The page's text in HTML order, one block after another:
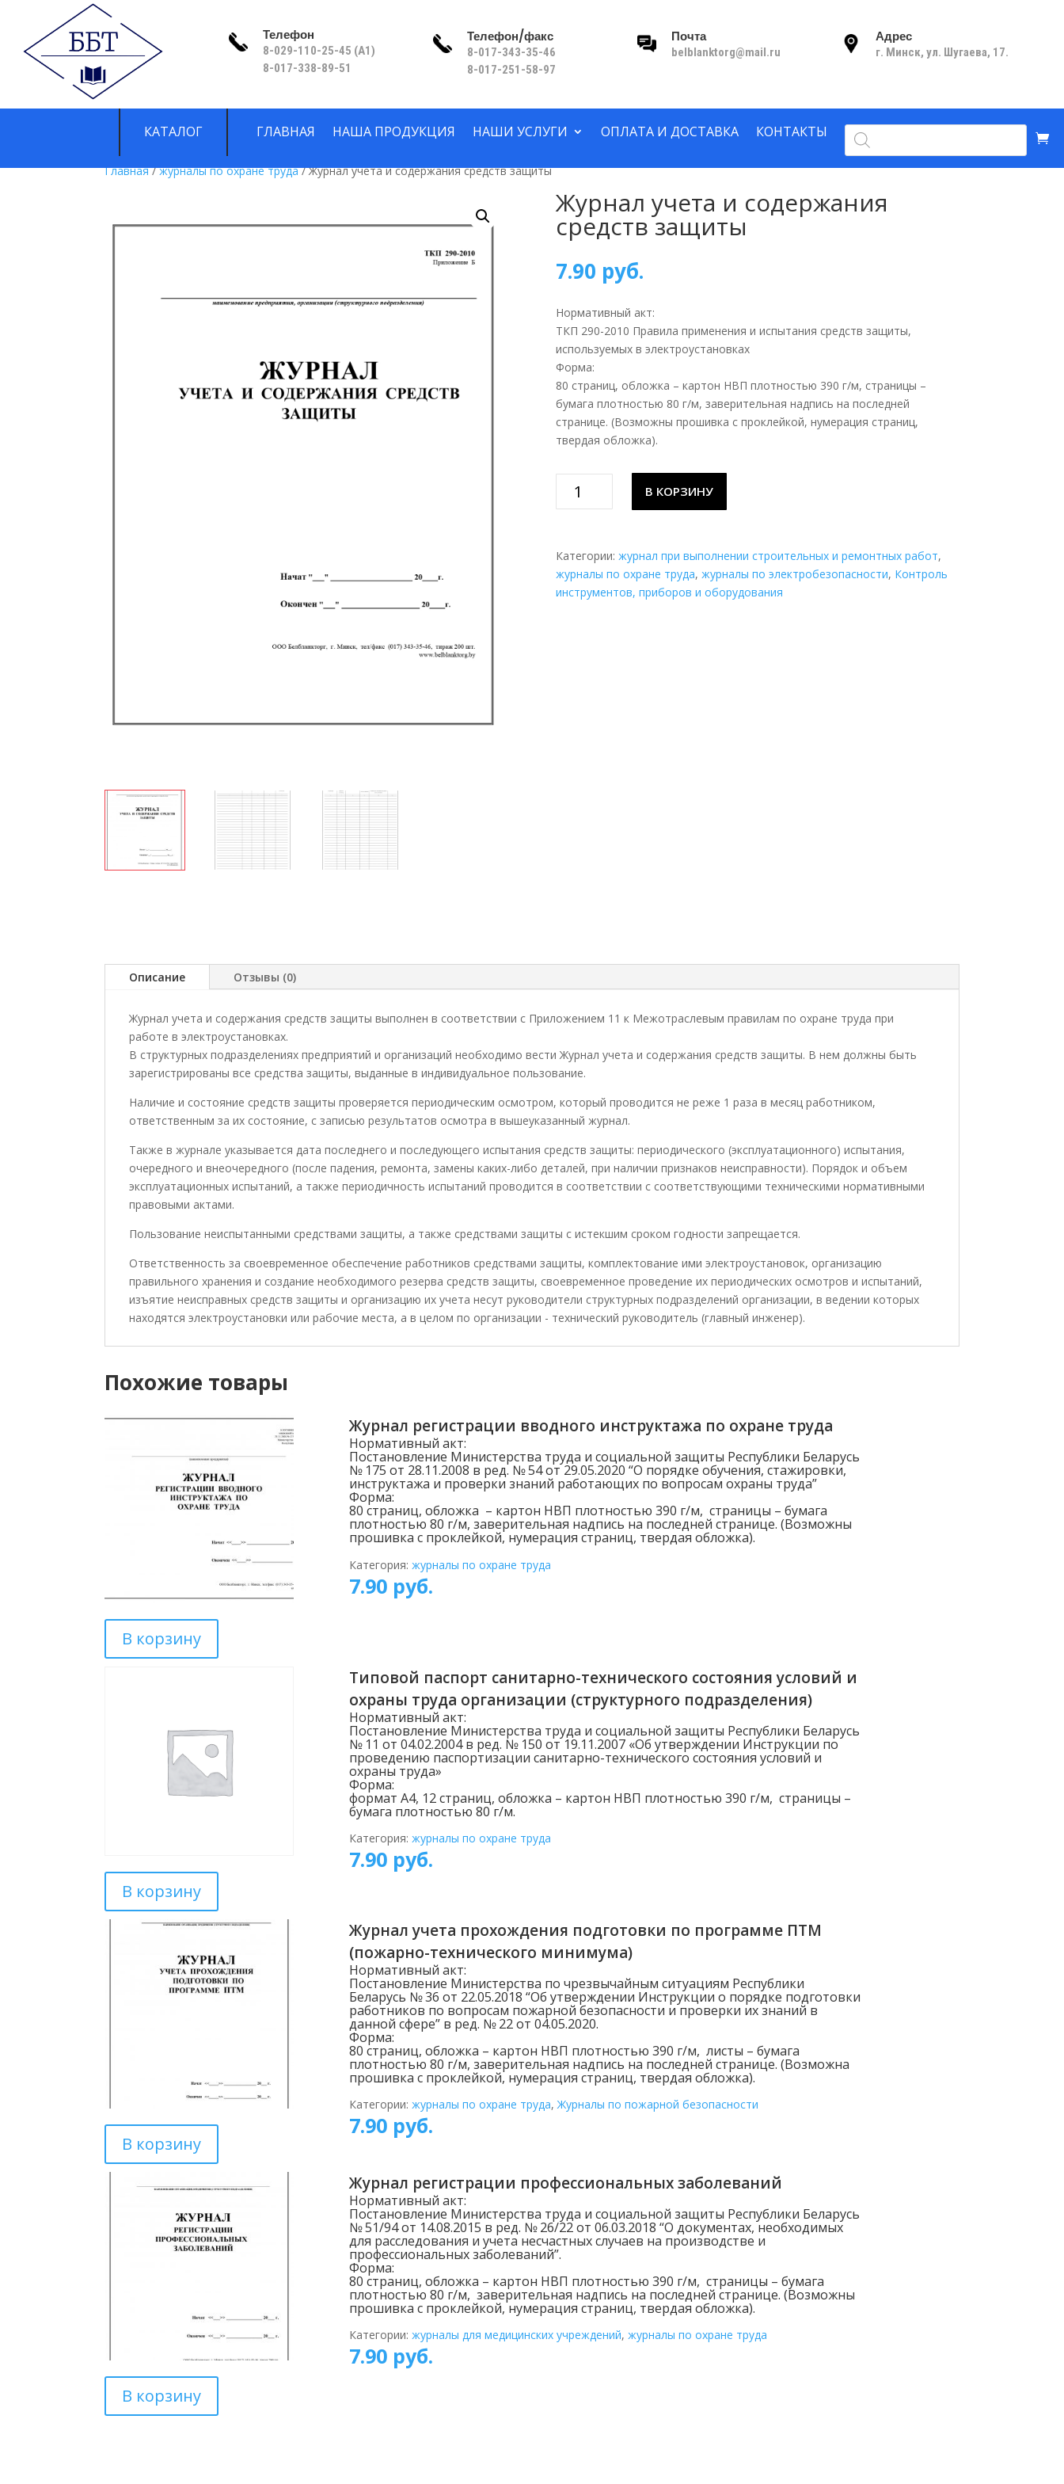
Телефон
8-029-110-25-45 (A1)
8-017-338-89-51
Телефон/факс
8-017-343-35-46
8-017-251-58-97
Почта
belblanktorg@mail.ru
Адрес
г. Минск, ул. Шугаева, 17.
КАТАЛОГ ГЛАВНАЯ НАША ПРОДУКЦИЯ НАШИ УСЛУГИ ОПЛАТА И ДОСТАВКА КОНТАКТЫ Поиск
товаров
Главная/журналы по охране труда/ Журнал учета и содержания средств защиты
Журнал учета и содержания
средств защиты
7.90 руб.
Нормативный акт:
ТКП 290-2010 Правила применения и испытания средств защиты,
используемых в электроустановках
Форма:
80 страниц, обложка – картон НВП плотностью 390 г/м, страницы –
бумага плотностью 80 г/м, заверительная надпись на последней
странице. (Возможны прошивка с проклейкой, нумерация страниц,
твердая обложка).
товара
и
содержания
средств
В КОРЗИНУ
Категории: журнал при выполнении строительных и ремонтных работ,
журналы по охране труда, журналы по электробезопасности, Контроль
инструментов, приборов и оборудования
Описание Отзывы (0)
Журнал учета и содержания средств защиты выполнен в соответствии с Приложением 11 к Межотраслевым правилам по охране труда при
работе в электроустановках.
В структурных подразделениях предприятий и организаций необходимо вести Журнал учета и содержания средств защиты. В нем должны быть
зарегистрированы все средства защиты, выданные в индивидуальное пользование.
Наличие и состояние средств защиты проверяется периодическим осмотром, который проводится не реже 1 раза в месяц работником,
ответственным за их состояние, с записью результатов осмотра в вышеуказанный журнал.
Также в журнале указывается дата последнего и последующего испытания средств защиты: периодического (эксплуатационного) испытания,
очередного и внеочередного (после падения, ремонта, замены каких-либо деталей, при наличии признаков неисправности). Порядок и объем
эксплуатационных испытаний, а также периодичность испытаний проводится в соответствии с соответствующими техническими нормативными
правовыми актами.
Пользование неиспытанными средствами защиты, а также средствами защиты с истекшим сроком годности запрещается.
Ответственность за своевременное обеспечение работников средствами защиты, комплектование ими электроустановок, организацию
правильного хранения и создание необходимого резерва средств защиты, своевременное проведение их периодических осмотров и испытаний,
изъятие неисправных средств защиты и организацию их учета несут руководители структурных подразделений организации, в ведении которых
находятся электроустановки или рабочие места, а в целом по организации - технический руководитель (главный инженер).
Похожие товары
В корзину
Журнал регистрации вводного инструктажа по охране труда
Нормативный акт:
Постановление Министерства труда и социальной защиты Республики Беларусь
№ 175 от 28.11.2008 в ред. № 54 от 29.05.2020 “О порядке обучения, стажировки,
инструктажа и проверки знаний работающих по вопросам охраны труда”
Форма:
80 страниц, обложка – картон НВП плотностью 390 г/м, страницы – бумага
плотностью 80 г/м, заверительная надпись на последней странице. (Возможны
прошивка с проклейкой, нумерация страниц, твердая обложка).
Категория: журналы по охране труда
7.90руб.
В корзину
Типовой паспорт санитарно-технического состояния условий и
охраны труда организации (структурного подразделения)
Нормативный акт:
Постановление Министерства труда и социальной защиты Республики Беларусь
№ 11 от 04.02.2004 в ред. № 150 от 19.11.2007 «Об утверждении Инструкции по
проведению паспортизации санитарно-технического состояния условий и
охраны труда»
Форма:
формат А4, 12 страниц, обложка – картон НВП плотностью 390 г/м, страницы –
бумага плотностью 80 г/м.
Категория: журналы по охране труда
7.90руб.
В корзину
Журнал учета прохождения подготовки по программе ПТМ
(пожарно-технического минимума)
Нормативный акт:
Постановление Министерства по чрезвычайным ситуациям Республики
Беларусь № 36 от 22.05.2018 “Об утверждении Инструкции о порядке подготовки
работников по вопросам пожарной безопасности и проверки их знаний в
данной сфере” в ред. № 22 от 04.05.2020.
Форма:
80 страниц, обложка – картон НВП плотностью 390 г/м, листы – бумага
плотностью 80 г/м, заверительная надпись на последней странице. (Возможна
прошивка с проклейкой, нумерация страниц, твердая обложка).
Категории: журналы по охране труда,Журналы по пожарной безопасности
7.90руб.
В корзину
Журнал регистрации профессиональных заболеваний
Нормативный акт:
Постановление Министерства труда и социальной защиты Республики Беларусь
№ 51/94 от 14.08.2015 в ред. № 26/22 от 06.03.2018 “О документах, необходимых
для расследования и учета несчастных случаев на производстве и
профессиональных заболеваний”.
Форма:
80 страниц, обложка – картон НВП плотностью 390 г/м, страницы – бумага
плотностью 80 г/м, заверительная надпись на последней странице. (Возможны
прошивка с проклейкой, нумерация страниц, твердая обложка).
Категории: журналы для медицинских учреждений, журналы по охране труда
7.90руб.